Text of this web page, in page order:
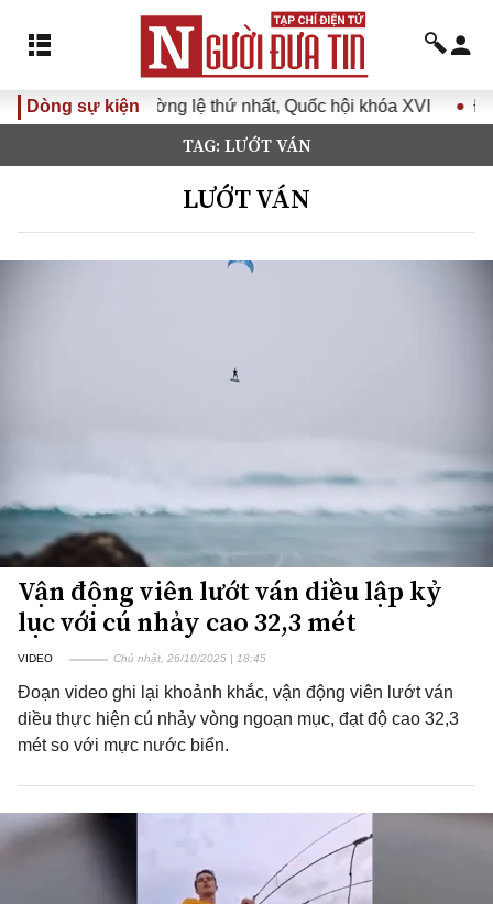
Dòng sự kiện
không thường lệ thứ nhất, Quốc hội khóa XVI Đưa Nghị
TAG: LƯỚT VÁN
LƯỚT VÁN
Vận động viên lướt ván diều lập kỷ
lục với cú nhảy cao 32,3 mét
VIDEO Chủ nhật, 26/10/2025 | 18:45
Đoạn video ghi lại khoảnh khắc, vận động viên lướt ván
diều thực hiện cú nhảy vòng ngoạn mục, đạt độ cao 32,3
mét so với mực nước biển.